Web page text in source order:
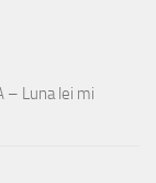
– Luna lei mi